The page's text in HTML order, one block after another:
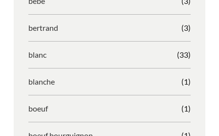
bertrand (3)
blanc (33)
blanche (1)
boeuf (1)